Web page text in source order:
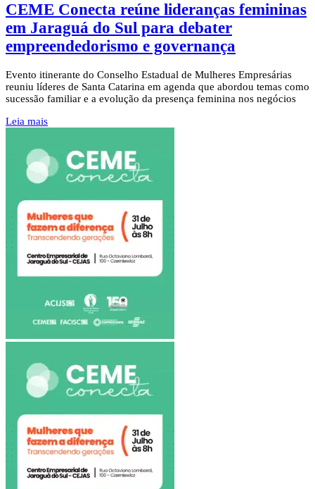
CEME Conecta reúne lideranças femininas
em Jaraguá do Sul para debater
empreendedorismo e governança
Evento itinerante do Conselho Estadual de Mulheres Empresárias
reuniu líderes de Santa Catarina em agenda que abordou temas como
sucessão familiar e a evolução da presença feminina nos negócios
Leia mais